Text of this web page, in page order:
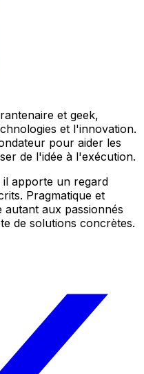
et geek,
et l'innovation.
pour aider les
de l'idée à l'exécution.
il apporte un regard
Pragmatique et
autant aux passionnés
de solutions concrètes.